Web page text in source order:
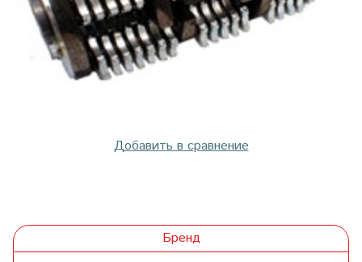
Добавить в сравнение
Бренд